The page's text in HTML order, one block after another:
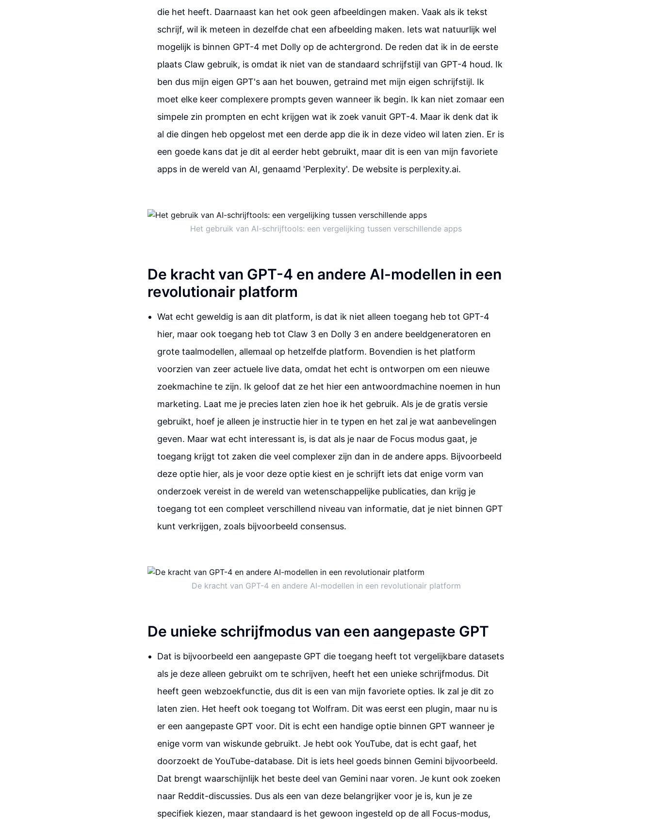
die het heeft. Daarnaast kan het ook geen afbeeldingen maken. Vaak als ik tekst
schrijf, wil ik meteen in dezelfde chat een afbeelding maken. Iets wat natuurlijk wel
mogelijk is binnen GPT-4 met Dolly op de achtergrond. De reden dat ik in de eerste
plaats Claw gebruik, is omdat ik niet van de standaard schrijfstijl van GPT-4 houd. Ik
ben dus mijn eigen GPT's aan het bouwen, getraind met mijn eigen schrijfstijl. Ik
moet elke keer complexere prompts geven wanneer ik begin. Ik kan niet zomaar een
simpele zin prompten en echt krijgen wat ik zoek vanuit GPT-4. Maar ik denk dat ik
al die dingen heb opgelost met een derde app die ik in deze video wil laten zien. Er is
een goede kans dat je dit al eerder hebt gebruikt, maar dit is een van mijn favoriete
apps in de wereld van AI, genaamd 'Perplexity'. De website is perplexity.ai.
Het gebruik van AI-schrijftools: een vergelijking tussen verschillende apps
De kracht van GPT-4 en andere AI-modellen in een
revolutionair platform
Wat echt geweldig is aan dit platform, is dat ik niet alleen toegang heb tot GPT-4
hier, maar ook toegang heb tot Claw 3 en Dolly 3 en andere beeldgeneratoren en
grote taalmodellen, allemaal op hetzelfde platform. Bovendien is het platform
voorzien van zeer actuele live data, omdat het echt is ontworpen om een nieuwe
zoekmachine te zijn. Ik geloof dat ze het hier een antwoordmachine noemen in hun
marketing. Laat me je precies laten zien hoe ik het gebruik. Als je de gratis versie
gebruikt, hoef je alleen je instructie hier in te typen en het zal je wat aanbevelingen
geven. Maar wat echt interessant is, is dat als je naar de Focus modus gaat, je
toegang krijgt tot zaken die veel complexer zijn dan in de andere apps. Bijvoorbeeld
deze optie hier, als je voor deze optie kiest en je schrijft iets dat enige vorm van
onderzoek vereist in de wereld van wetenschappelijke publicaties, dan krijg je
toegang tot een compleet verschillend niveau van informatie, dat je niet binnen GPT
kunt verkrijgen, zoals bijvoorbeeld consensus.
De kracht van GPT-4 en andere AI-modellen in een revolutionair platform
De unieke schrijfmodus van een aangepaste GPT
Dat is bijvoorbeeld een aangepaste GPT die toegang heeft tot vergelijkbare datasets
als je deze alleen gebruikt om te schrijven, heeft het een unieke schrijfmodus. Dit
heeft geen webzoekfunctie, dus dit is een van mijn favoriete opties. Ik zal je dit zo
laten zien. Het heeft ook toegang tot Wolfram. Dit was eerst een plugin, maar nu is
er een aangepaste GPT voor. Dit is echt een handige optie binnen GPT wanneer je
enige vorm van wiskunde gebruikt. Je hebt ook YouTube, dat is echt gaaf, het
doorzoekt de YouTube-database. Dit is iets heel goeds binnen Gemini bijvoorbeeld.
Dat brengt waarschijnlijk het beste deel van Gemini naar voren. Je kunt ook zoeken
naar Reddit-discussies. Dus als een van deze belangrijker voor je is, kun je ze
specifiek kiezen, maar standaard is het gewoon ingesteld op de all Focus-modus,